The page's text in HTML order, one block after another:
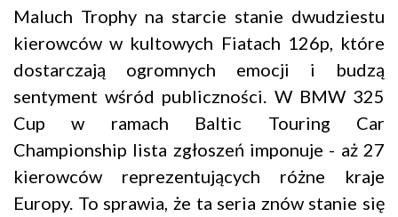
Maluch Trophy na starcie stanie dwudziestu
kierowców w kultowych Fiatach 126p, które
dostarczają ogromnych emocji i budzą
sentyment wśród publiczności. W BMW 325
Cup w ramach Baltic Touring Car
Championship lista zgłoszeń imponuje - aż 27
kierowców reprezentujących różne kraje
Europy. To sprawia, że ta seria znów stanie się